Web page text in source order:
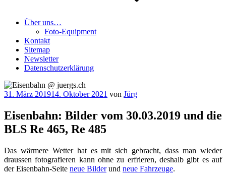
Über uns…
Foto-Equipment
Kontakt
Sitemap
Newsletter
Datenschutzerklärung
Veröffentlicht
31. März 201914. Oktober 2021 von Jürg
Eisenbahn: Bilder vom 30.03.2019 und die
BLS Re 465, Re 485
Das wär­me­re Wet­ter hat es mit sich gebracht, dass man wie­der
draus­sen foto­gra­fie­ren kann ohne zu erfrie­ren, des­halb gibt es auf
der Eisen­bahn-Sei­te neue Bil­derund neue Fahr­zeu­ge.